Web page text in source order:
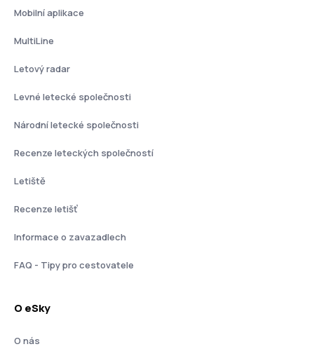
Mobilní aplikace
MultiLine
Letový radar
Levné letecké společnosti
Národní letecké společnosti
Recenze leteckých společností
Letiště
Recenze letišť
Informace o zavazadlech
FAQ - Tipy pro cestovatele
O eSky
O nás